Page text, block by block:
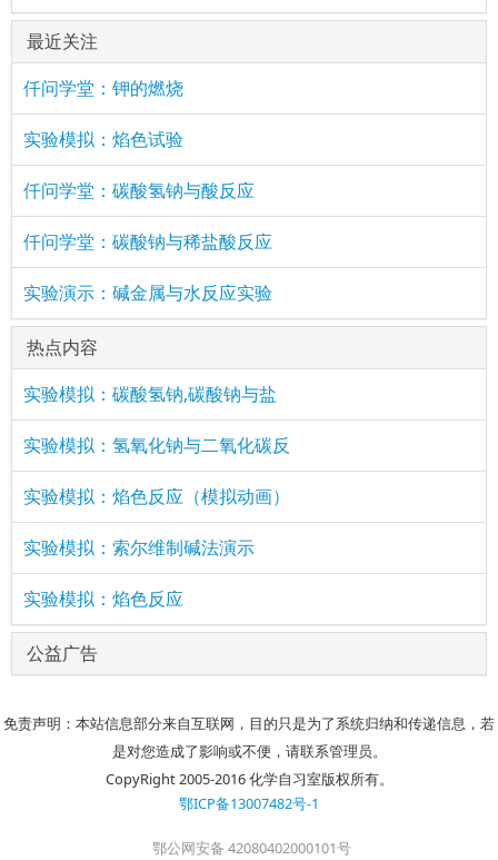
最近关注
仟问学堂：钾的燃烧
实验模拟：焰色试验
仟问学堂：碳酸氢钠与酸反应
仟问学堂：碳酸钠与稀盐酸反应
实验演示：碱金属与水反应实验
热点内容
实验模拟：碳酸氢钠,碳酸钠与盐
实验模拟：氢氧化钠与二氧化碳反
实验模拟：焰色反应（模拟动画）
实验模拟：索尔维制碱法演示
实验模拟：焰色反应
公益广告
免责声明：本站信息部分来自互联网，目的只是为了系统归纳和传递信息，若
是对您造成了影响或不便，请联系管理员。
CopyRight 2005-2016 化学自习室版权所有。
鄂ICP备13007482号-1
鄂公网安备 42080402000101号